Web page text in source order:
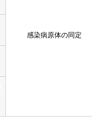
感染病原体の同定